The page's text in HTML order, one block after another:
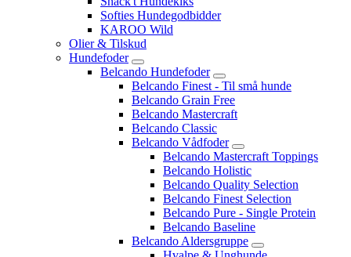
Softies Hundegodbidder
KAROO Wild
Olier & Tilskud
Hundefoder
Belcando Hundefoder
Belcando Finest - Til små hunde
Belcando Grain Free
Belcando Mastercraft
Belcando Classic
Belcando Vådfoder
Belcando Mastercraft Toppings
Belcando Holistic
Belcando Quality Selection
Belcando Finest Selection
Belcando Pure - Single Protein
Belcando Baseline
Belcando Aldersgruppe